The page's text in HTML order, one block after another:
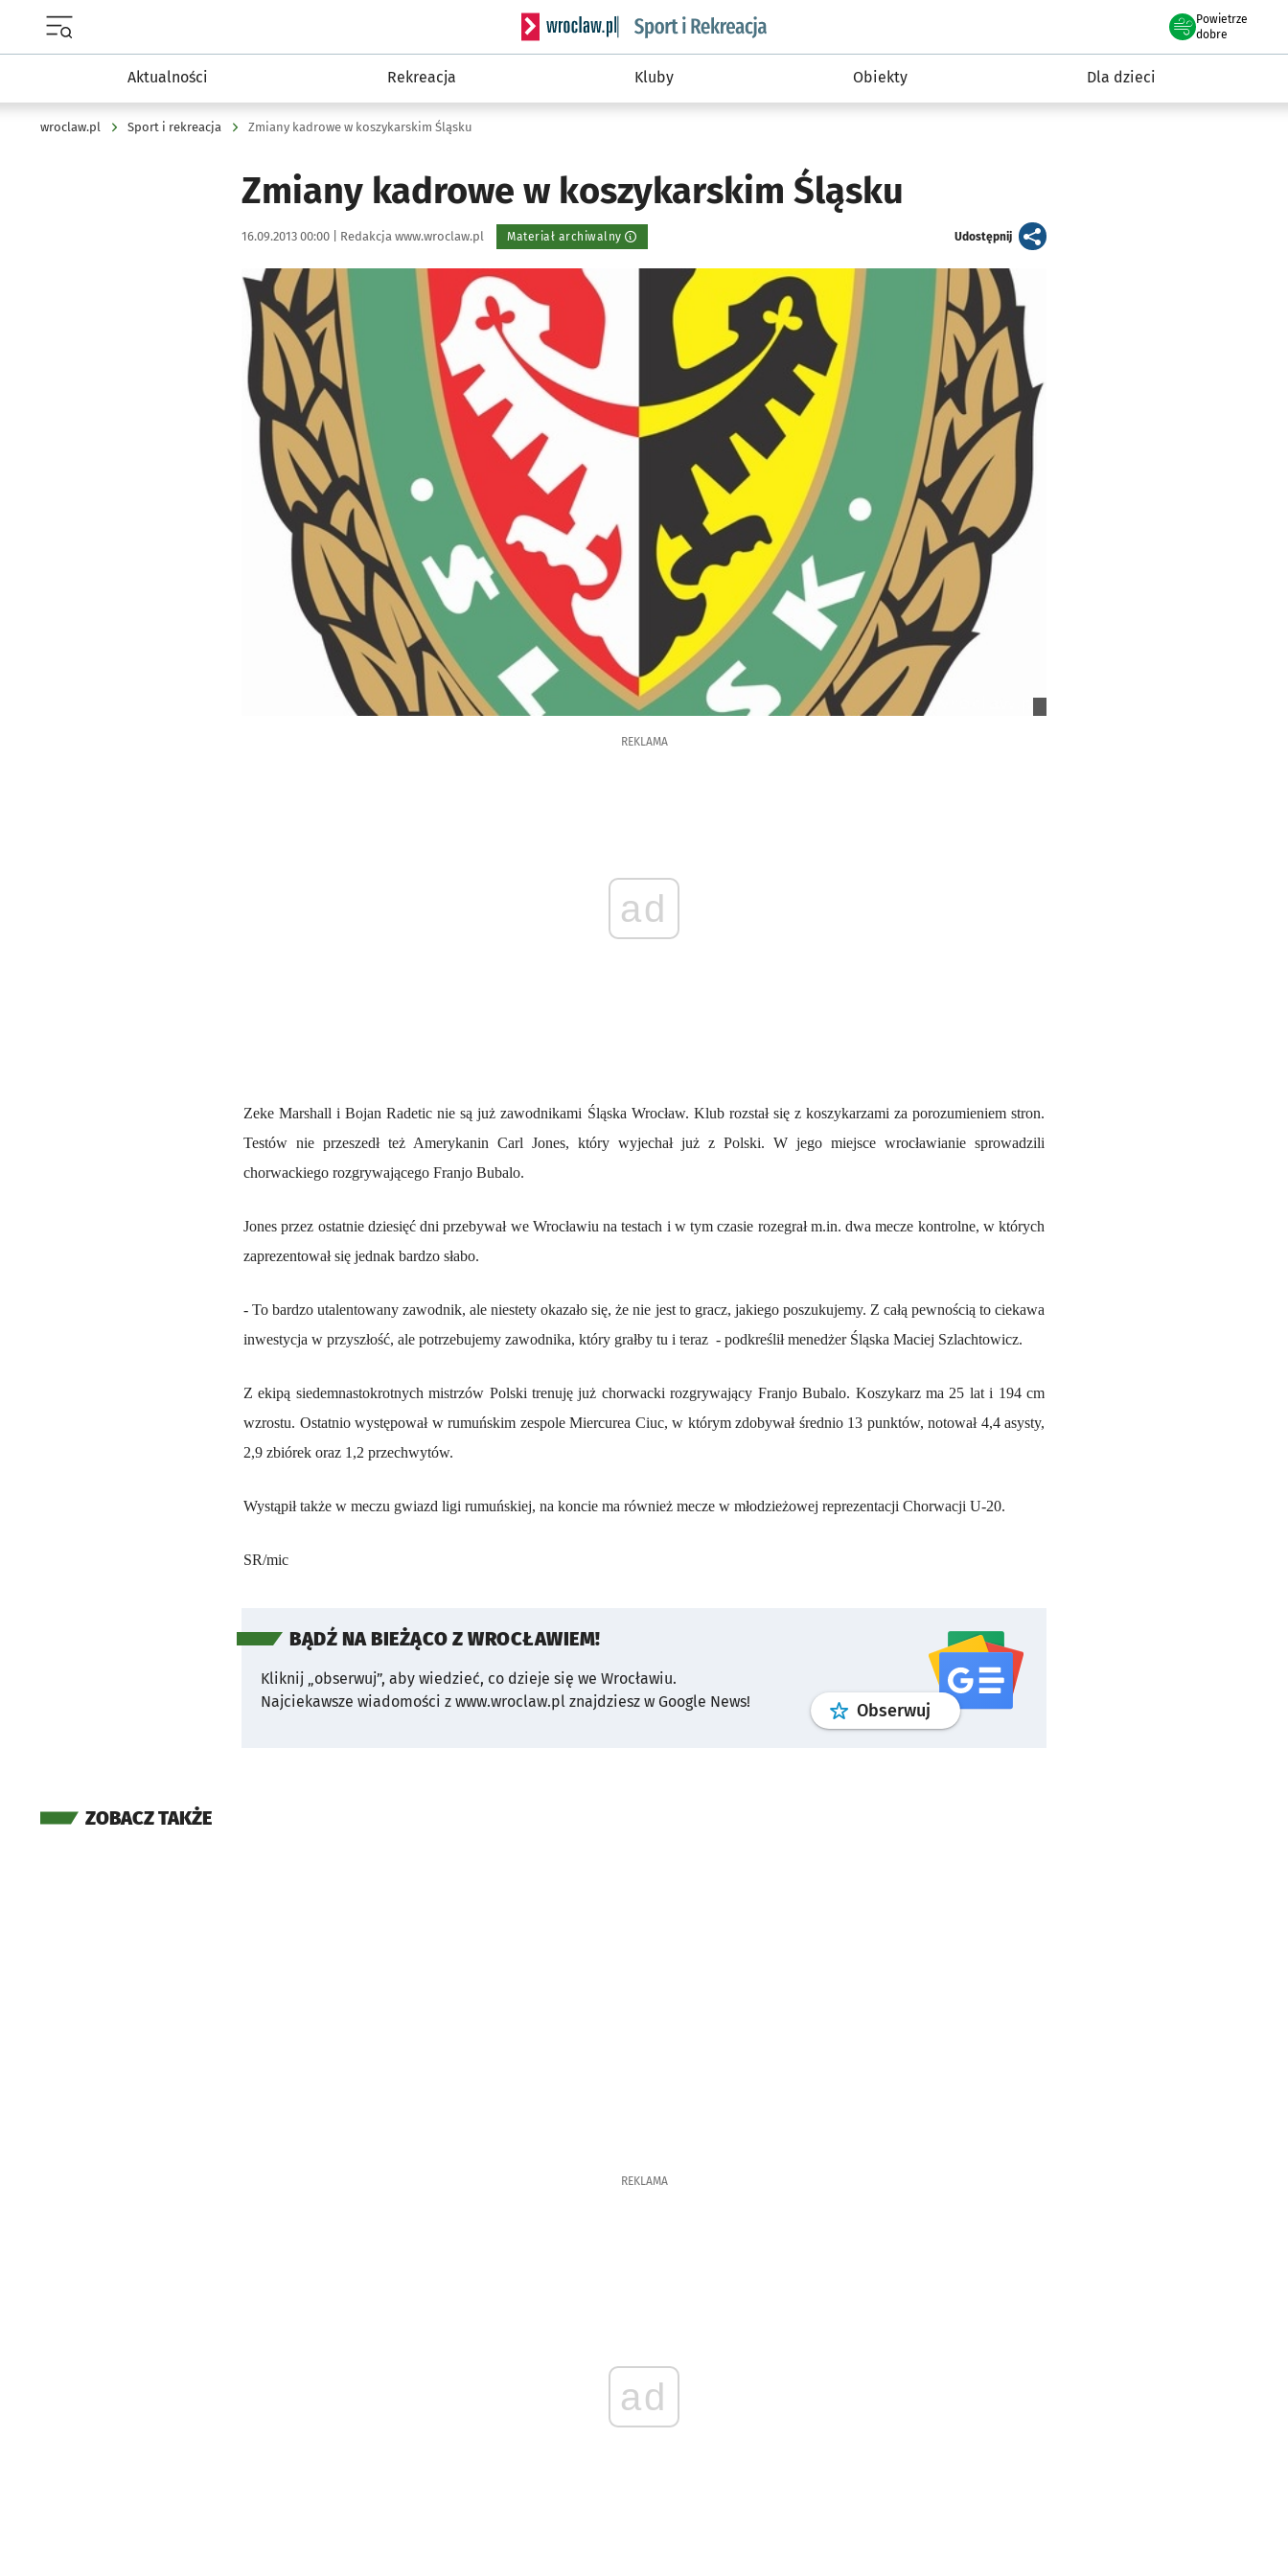
Serwis informacyjny wroclaw.pl podserwis: Sport i rekreacja
Powietrze
we Wrocławiu
dobre
Aktualności Rekreacja Kluby Obiekty Dla dzieci
wroclaw.pl Sport i rekreacja Zmiany kadrowe w koszykarskim Śląsku
Zmiany kadrowe w koszykarskim Śląsku
Data publikacji:
16.09.2013 00:00 | Autor:
Redakcja www.wroclaw.pl Materiał archiwalny Udostępnijartykuł
Kliknij, aby powiększyć
REKLAMA
ad
Zeke Marshall i Bojan Radetic nie są już zawodnikami Śląska Wrocław. Klub rozstał się z koszykarzami za porozumieniem stron.
Testów nie przeszedł też Amerykanin Carl Jones, który wyjechał już z Polski. W jego miejsce wrocławianie sprowadzili
chorwackiego rozgrywającego Franjo Bubalo.
Jones przez ostatnie dziesięć dni przebywał we Wrocławiu na testach i w tym czasie rozegrał m.in. dwa mecze kontrolne, w których
zaprezentował się jednak bardzo słabo.
- To bardzo utalentowany zawodnik, ale niestety okazało się, że nie jest to gracz, jakiego poszukujemy. Z całą pewnością to ciekawa
inwestycja w przyszłość, ale potrzebujemy zawodnika, który grałby tu i teraz - podkreślił menedżer Śląska Maciej Szlachtowicz.
Z ekipą siedemnastokrotnych mistrzów Polski trenuję już chorwacki rozgrywający Franjo Bubalo. Koszykarz ma 25 lat i 194 cm
wzrostu. Ostatnio występował w rumuńskim zespole Miercurea Ciuc, w którym zdobywał średnio 13 punktów, notował 4,4 asysty,
2,9 zbiórek oraz 1,2 przechwytów.
Wystąpił także w meczu gwiazd ligi rumuńskiej, na koncie ma również mecze w młodzieżowej reprezentacji Chorwacji U-20.
SR/mic
BĄDŹ NA BIEŻĄCO Z WROCŁAWIEM!
Kliknij „obserwuj”, aby wiedzieć, co dzieje się we Wrocławiu.
Najciekawsze wiadomości z www.wroclaw.pl znajdziesz w Google News!
Obserwuj profilgoogle news
ZOBACZ TAKŻE
REKLAMA
ad